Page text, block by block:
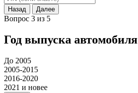
Назад Далее
Вопрос 3 из 5
Год выпуска автомобиля
До 2005
2005-2015
2016-2020
2021 и новее